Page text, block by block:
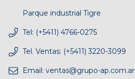
Parque industrial Tigre
Tel: (+5411) 4766-0275
Tel. Ventas: (+5411) 3220-3099
Email: ventas@grupo-ap.com.ar